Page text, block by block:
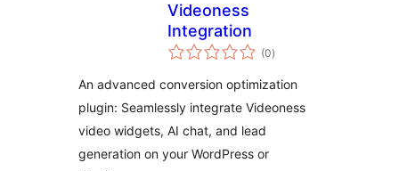
Videoness
Integration
(0toplam
puan
)
An advanced conversion optimization
plugin: Seamlessly integrate Videoness
video widgets, AI chat, and lead
generation on your WordPress or